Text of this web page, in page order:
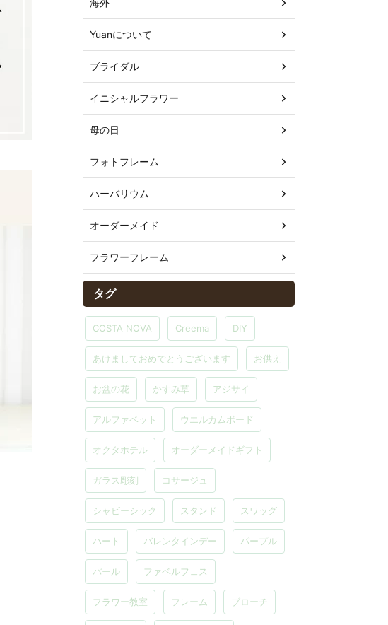
Yuanについて
ブライダル
イニシャルフラワー
母の日
フォトフレーム
ハーバリウム
オーダーメイド
フラワーフレーム
タグ
COSTA NOVA Creema DIY
あけましておめでとうございます お供え
お盆の花 かすみ草 アジサイ
アルファベット ウエルカムボード
オクタホテル オーダーメイドギフト
ガラス彫刻 コサージュ
シャビーシック スタンド スワッグ
ハート バレンタインデー パープル
パール ファベルフェス
フラワー教室 フレーム ブローチ